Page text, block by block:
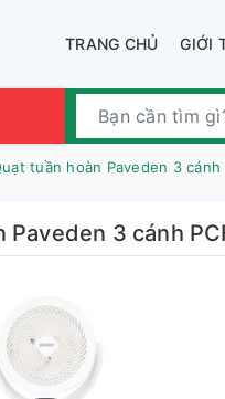
TRANG CHỦ GIỚI
tuần hoàn Paveden 3 cánh
Paveden 3 cánh